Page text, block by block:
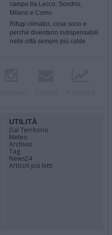
campo tra Lecco, Sondrio,
Milano e Como
Rifugi climatici, cosa sono e
perché diventano indispensabili
nelle città sempre più calde
UTILITÀ
Dal Territorio
Meteo
Archivio
Tag
News24
Articoli più letti